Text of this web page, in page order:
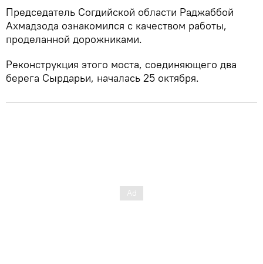
Председатель Согдийской области Раджаббой
Ахмадзода ознакомился с качеством работы,
проделанной дорожниками.
Реконструкция этого моста, соединяющего два
берега Сырдарьи, началась 25 октября.